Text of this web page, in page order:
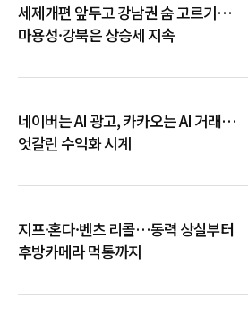
세제개편 앞두고 강남권 숨 고르기…
마용성·강북은 상승세 지속
네이버는 AI 광고, 카카오는 AI 거래…
엇갈린 수익화 시계
지프·혼다·벤츠 리콜…동력 상실부터
후방카메라 먹통까지